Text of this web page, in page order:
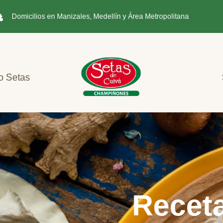
Domicilios en Manizales, Medellín y Área Metropolitana
Setas